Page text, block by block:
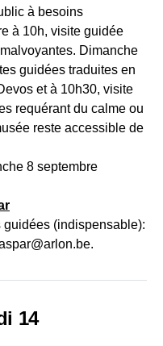
à besoins
à 10h, visite guidée
Dimanche
guidées traduites en
et à 10h30, visite
requérant du calme ou
reste accessible de
8 septembre
(indispensable):
14